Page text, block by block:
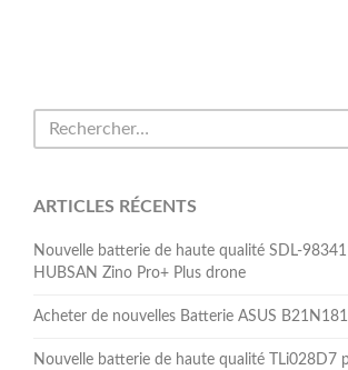
ARTICLES RÉCENTS
Nouvelle batterie de haute qualité SDL-
HUBSAN Zino Pro+ Plus drone
Acheter de nouvelles Batterie ASUS
Nouvelle batterie de haute qualité TLi028D7